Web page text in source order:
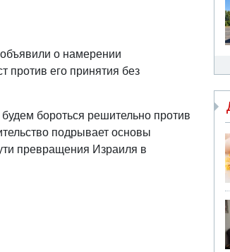
о намерении
против его принятия без
бороться решительно против
подрывает основы
превращения Израиля в